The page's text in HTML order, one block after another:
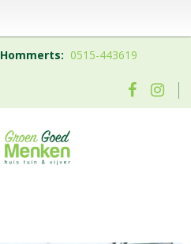
Hommerts: 0515-443619